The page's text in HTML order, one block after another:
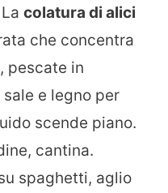
colatura di alici
che concentra
pescate in
e legno per
scende piano.
cantina.
spaghetti, aglio